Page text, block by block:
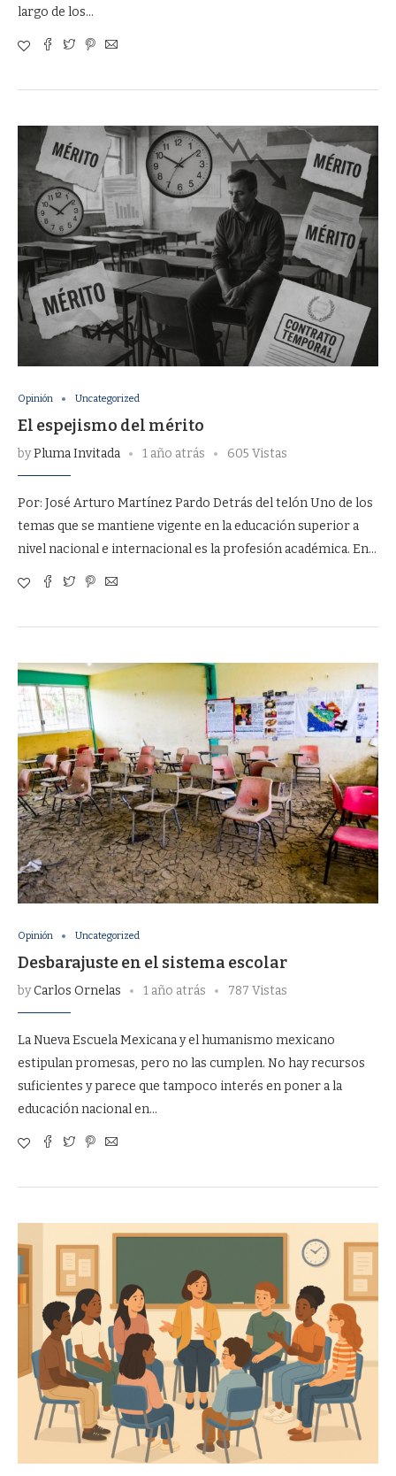
largo de los…
Opinión Uncategorized
El espejismo del mérito
byPluma Invitada 1 año atrás 605 Vistas
Por: José Arturo Martínez Pardo Detrás del telón Uno de los
temas que se mantiene vigente en la educación superior a
nivel nacional e internacional es la profesión académica. En…
Opinión Uncategorized
Desbarajuste en el sistema escolar
byCarlos Ornelas 1 año atrás 787 Vistas
La Nueva Escuela Mexicana y el humanismo mexicano
estipulan promesas, pero no las cumplen. No hay recursos
suficientes y parece que tampoco interés en poner a la
educación nacional en…